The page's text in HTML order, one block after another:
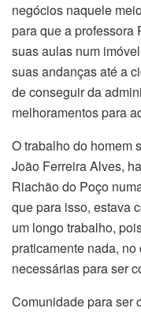
negócios naquele
para que a professora
suas aulas num
suas andanças até a
de conseguir da
melhoramentos para
O trabalho do homem
João Ferreira Alves,
Riachão do Poço
que para isso, estava
um longo trabalho,
praticamente nada,
necessárias para ser
Comunidade para ser